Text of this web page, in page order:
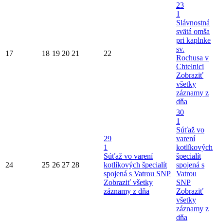
17 18 19 20 21 22
23
1
Slávnostná
svätá omša
pri kaplnke
sv.
Rochusa v
Chtelnici
Zobraziť
všetky
záznamy z
dňa
24 25 26 27 28
29
1
Súťaž vo varení
kotlíkových špecialít
spojená s Vatrou SNP
Zobraziť všetky
záznamy z dňa
30
1
Súťaž vo
varení
kotlíkových
špecialít
spojená s
Vatrou
SNP
Zobraziť
všetky
záznamy z
dňa